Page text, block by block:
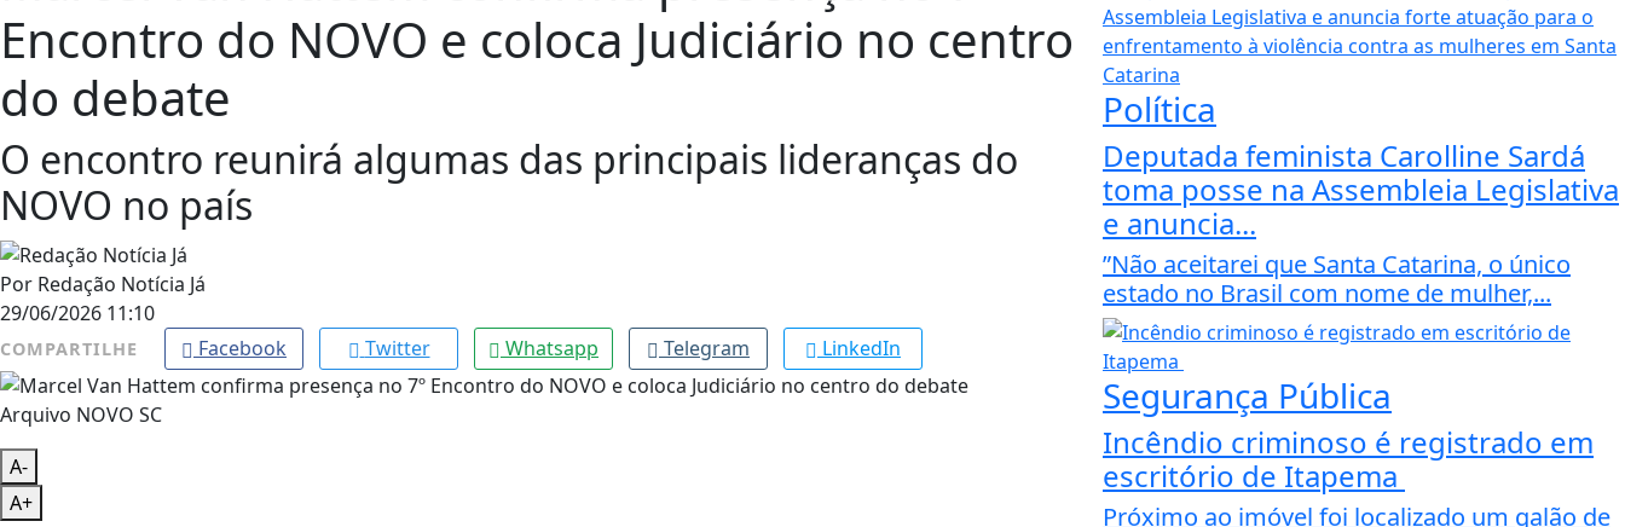
Encontro do NOVO e coloca Judiciário no centro
do debate
O encontro reunirá algumas das principais lideranças do
NOVO no país
Por Redação Notícia Já
29/06/2026 11:10
COMPARTILHE Facebook Twitter Whatsapp Telegram LinkedIn
Arquivo NOVO SC
A-
A+
Política
Deputada feminista Carolline Sardá
toma posse na Assembleia Legislativa
e anuncia...
”Não aceitarei que Santa Catarina, o único
estado no Brasil com nome de mulher,...
Segurança Pública
Incêndio criminoso é registrado em
escritório de Itapema
Próximo ao imóvel foi localizado um galão de